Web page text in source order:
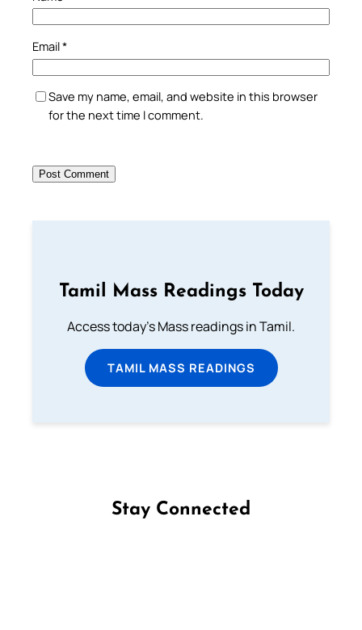
Email*
Save my name, email, and website in this browser
for the next time I comment.
Tamil Mass Readings Today
Access today's Mass readings in Tamil.
TAMIL MASS READINGS
Stay Connected